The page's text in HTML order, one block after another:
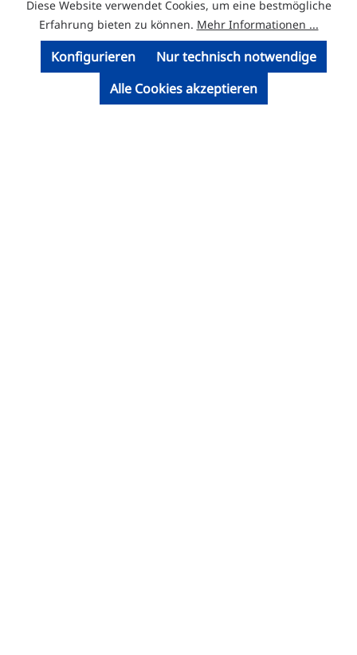
Diese Website verwendet Cookies, um eine bestmögliche
Erfahrung bieten zu können. Mehr Informationen ...
Nur technisch notwendige
Konfigurieren
Alle Cookies akzeptieren